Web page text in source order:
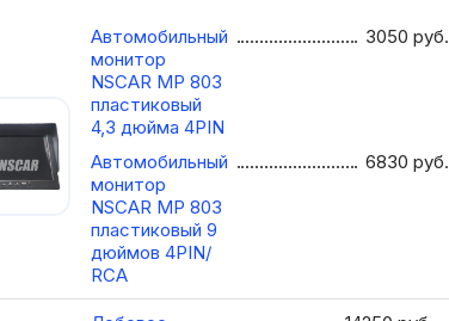
Автомобильный
монитор
NSCAR МР 803
пластиковый
4,3 дюйма 4PIN
3050руб.
Автомобильный
монитор
NSCAR МР 803
пластиковый 9
дюймов 4PIN/
RCA
6830руб.